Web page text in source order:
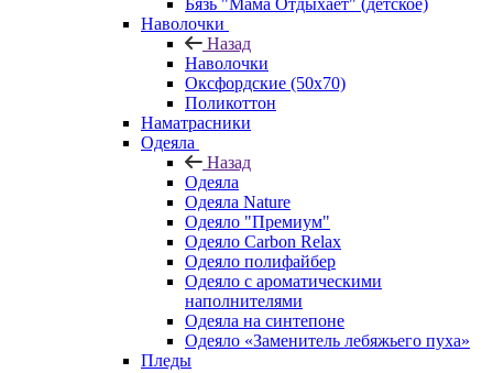
Бязь "Мама Отдыхает" (детское)
Наволочки
Назад
Наволочки
Оксфордские (50х70)
Поликоттон
Наматрасники
Одеяла
Назад
Одеяла
Одеяла Nature
Одеяло "Премиум"
Одеяло Carbon Relax
Одеяло полифайбер
Одеяло с ароматическими
наполнителями
Одеяла на синтепоне
Одеяло «Заменитель лебяжьего пуха»
Пледы